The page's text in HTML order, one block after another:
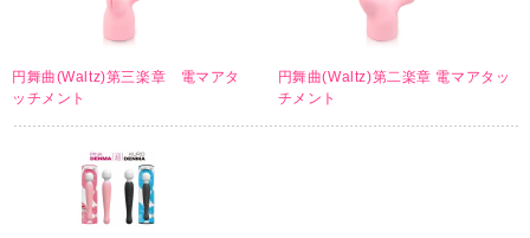
円舞曲(Waltz)第三楽章 電マアタ
ッチメント
円舞曲(Waltz)第二楽章 電マアタッ
チメント